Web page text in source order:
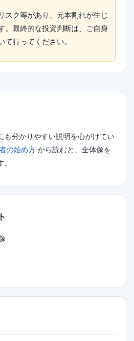
スク等があり、元本割れが生じ
。最終的な投資判断は、ご自身
て行ってください。
も分かりやすい説明を心がけてい
の始め方 から読むと、全体像を